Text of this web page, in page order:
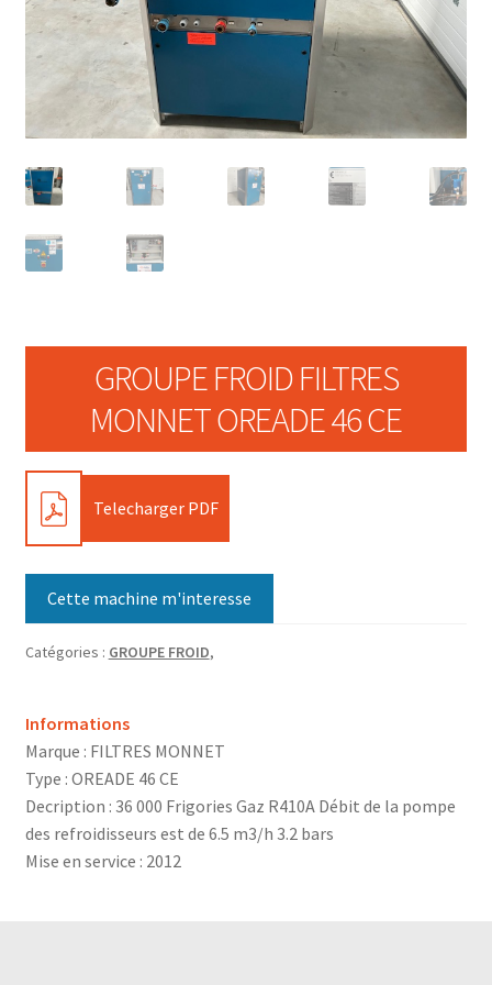
GROUPE FROID FILTRES
MONNET OREADE 46 CE
PDF Telecharger PDF
Cette machine m'interesse
Catégories : GROUPE FROID,
Informations
Marque : FILTRES MONNET
Type : OREADE 46 CE
Decription : 36 000 Frigories Gaz R410A Débit de la pompe
des refroidisseurs est de 6.5 m3/h 3.2 bars
Mise en service : 2012